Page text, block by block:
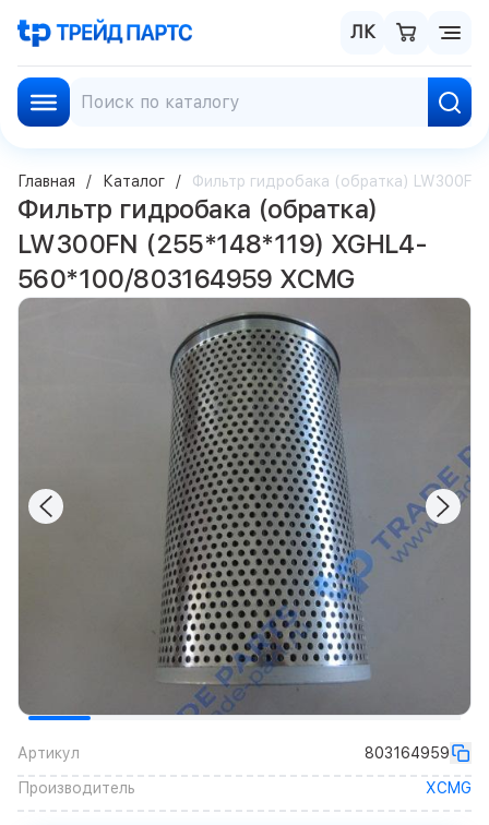
ЛК
Главная Каталог Фильтр гидробака (обратка)
Фильтр гидробака (обратка)
LW300FN (255*148*119) XGHL4-
560*100/803164959 XCMG
Артикул
803164959
Производитель
XCMG